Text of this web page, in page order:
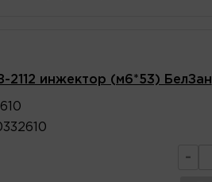
2112 инжектор (м6*53) БелЗан
-